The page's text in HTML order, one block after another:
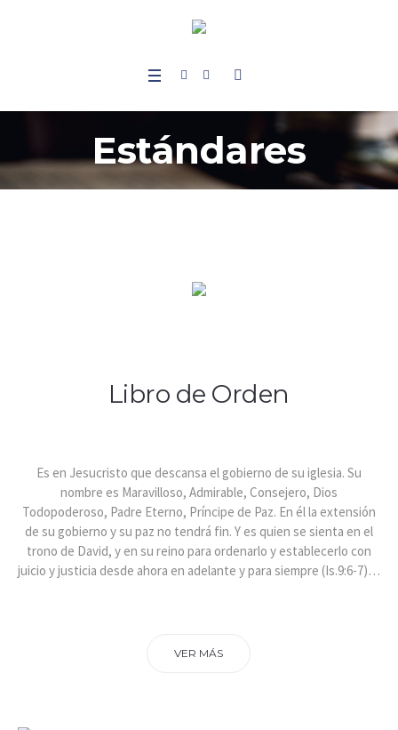
Estándares
Libro de Orden
Es en Jesucristo que descansa el gobierno de su iglesia. Su
nombre es Maravilloso, Admirable, Consejero, Dios
Todopoderoso, Padre Eterno, Príncipe de Paz. En él la extensión
de su gobierno y su paz no tendrá fin. Y es quien se sienta en el
trono de David, y en su reino para ordenarlo y establecerlo con
juicio y justicia desde ahora en adelante y para siempre (Is.9:6-7)…
VER MÁS